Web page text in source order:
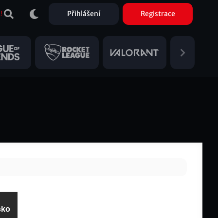
Přihlášení Registrace